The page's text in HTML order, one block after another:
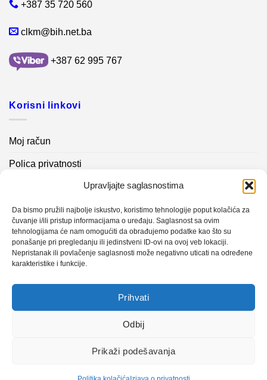
Upravljajte saglasnostima
Da bismo pružili najbolje iskustvo, koristimo tehnologije poput kolačića za
čuvanje i/ili pristup informacijama o uređaju. Saglasnost sa ovim
tehnologijama će nam omogućiti da obrađujemo podatke kao što su
ponašanje pri pregledanju ili jedinstveni ID-ovi na ovoj veb lokaciji.
Nepristanak ili povlačenje saglasnosti može negativno uticati na određene
karakteristike i funkcije.
Prihvati
Odbij
Prikaži podešavanja
+387 35 720 560
clkm@bih.net.ba
+387 62 995 767
Korisni linkovi
Moj račun
Polica privatnosti
Kontakt info
Novosti
Sistem mjerenja vibracija – papir mašina 4
Certificirani partner za održavanje